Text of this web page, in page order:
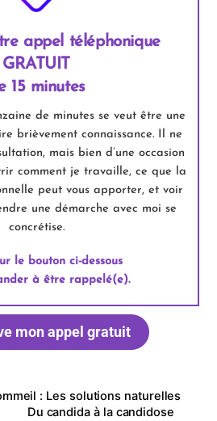
appel téléphonique
GRATUIT
15 minutes
de minutes se veut être une
brièvement connaissance. Il ne
mais bien d’une occasion
comment je travaille, ce que la
peut vous apporter, et voir
une démarche avec moi se
concrétise.
le bouton ci-dessous
à être rappelé(e).
mon appel gratuit
: Les solutions naturelles
Du candida à la candidose